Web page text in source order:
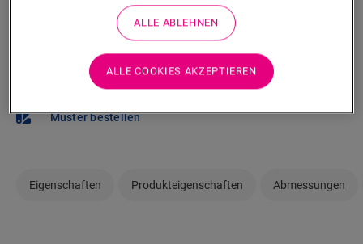
Sie sind sich nicht sicher, ob dieser Boden
zu Ihrem Stil und Ihren Bedürfnissen
In Ihrem Raum ansehen
Muster bestellen
Eigenschaften Produkteigenschaften Abmessungen
ALLE ABLEHNEN
ALLE COOKIES AKZEPTIEREN